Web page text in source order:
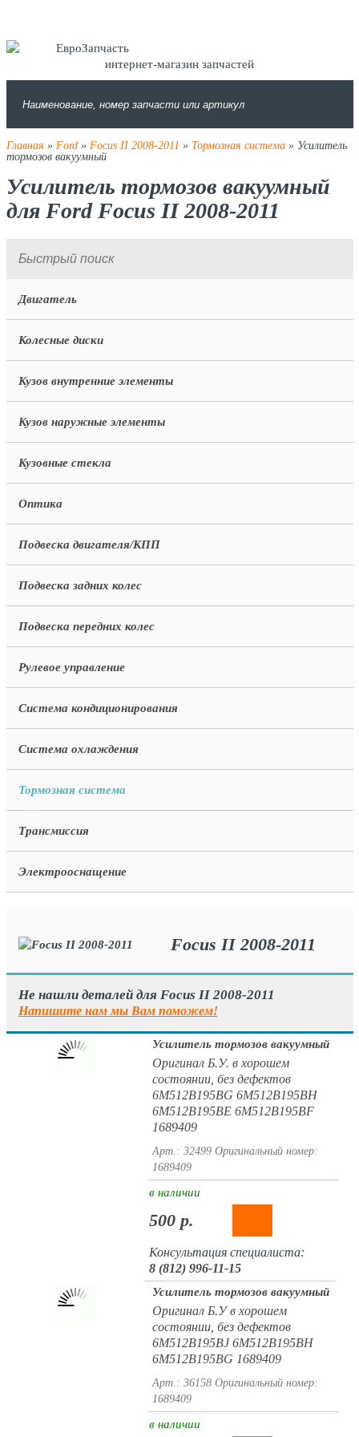
интернет-магазин запчастей
Главная » Ford» Focus II 2008-2011 » Тормозная система» Усилитель
тормозов вакуумный
Усилитель тормозов вакуумный
для Ford Focus II 2008-2011
Двигатель
Колесные диски
Кузов внутренние элементы
Кузов наружные элементы
Кузовные стекла
Оптика
Подвеска двигателя/КПП
Подвеска задних колес
Подвеска передних колес
Рулевое управление
Система кондиционирования
Система охлаждения
Тормозная система
Трансмиссия
Электрооснащение
Focus II 2008-2011
Не нашли деталей для Focus II 2008-2011
Напишите нам мы Вам поможем!
Усилитель тормозов вакуумный
Оригинал Б.У. в хорошем
состоянии, без дефектов
6M512B195BG 6M512B195BH
6M512B195BE 6M512B195BF
1689409
Арт.: 32499 Оригинальный номер:
1689409
в наличии
500 р.
Консультация специалиста:
8 (812) 996-11-15
Усилитель тормозов вакуумный
Оригинал Б.У в хорошем
состоянии, без дефектов
6M512B195BJ 6M512B195BH
6M512B195BG 1689409
Арт.: 36158 Оригинальный номер:
1689409
в наличии